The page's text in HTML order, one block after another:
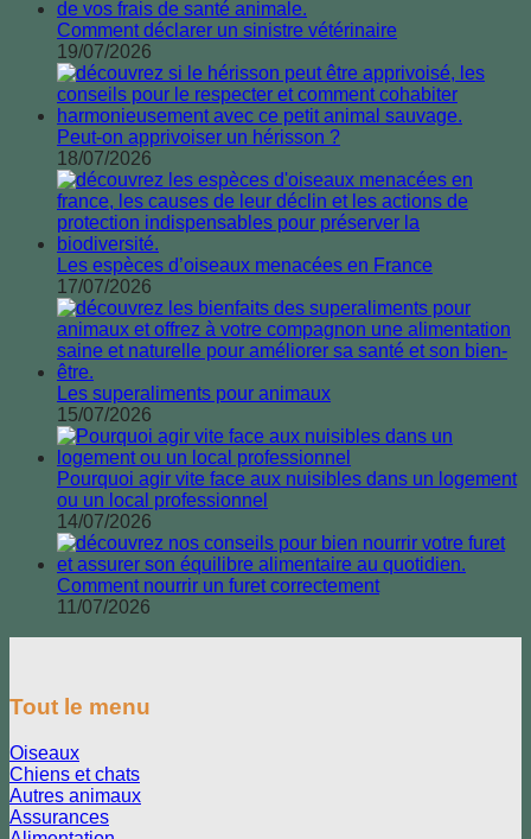
Comment déclarer un sinistre vétérinaire
19/07/2026
Peut-on apprivoiser un hérisson ?
18/07/2026
Les espèces d’oiseaux menacées en France
17/07/2026
Les superaliments pour animaux
15/07/2026
Pourquoi agir vite face aux nuisibles dans un logement
ou un local professionnel
14/07/2026
Comment nourrir un furet correctement
11/07/2026
Tout le menu
Oiseaux
Chiens et chats
Autres animaux
Assurances
Alimentation